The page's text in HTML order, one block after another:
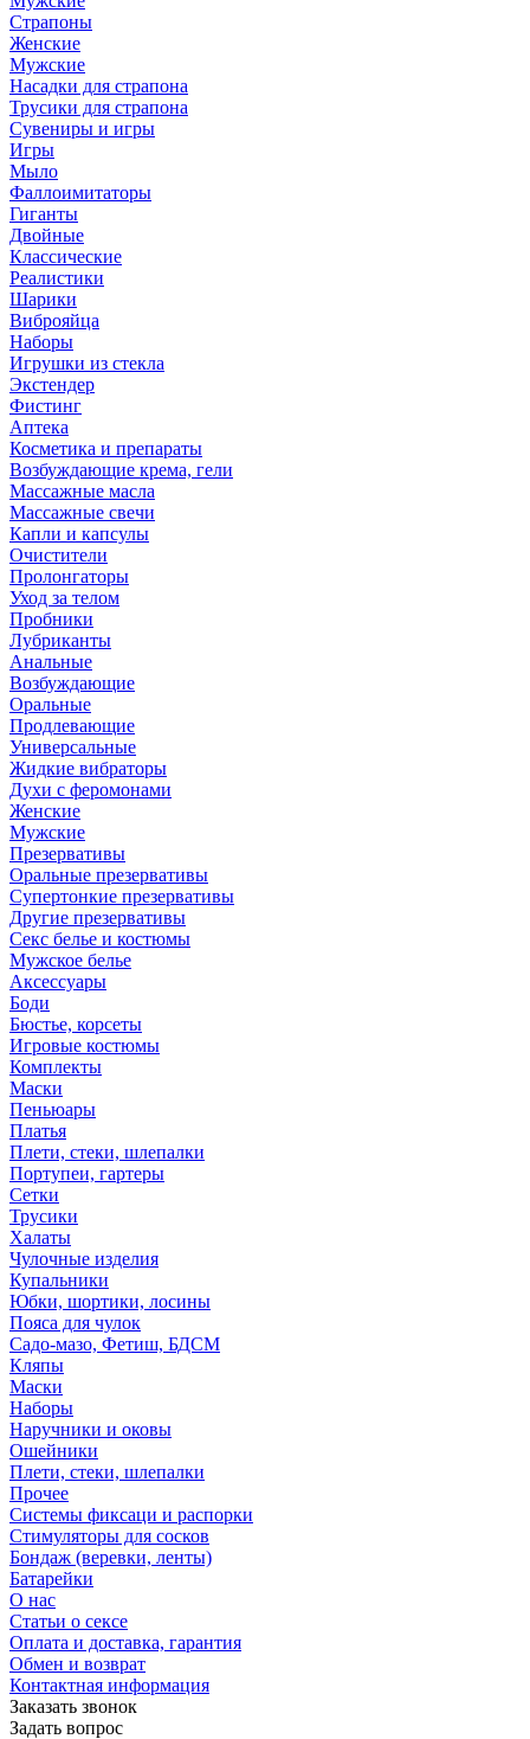
Страпоны
Женские
Мужские
Насадки для страпона
Трусики для страпона
Сувениры и игры
Игры
Мыло
Фаллоимитаторы
Гиганты
Двойные
Классические
Реалистики
Шарики
Виброяйца
Наборы
Игрушки из стекла
Экстендер
Фистинг
Аптека
Косметика и препараты
Возбуждающие крема, гели
Массажные масла
Массажные свечи
Капли и капсулы
Очистители
Пролонгаторы
Уход за телом
Пробники
Лубриканты
Анальные
Возбуждающие
Оральные
Продлевающие
Универсальные
Жидкие вибраторы
Духи с феромонами
Женские
Мужские
Презервативы
Оральные презервативы
Супертонкие презервативы
Другие презервативы
Секс белье и костюмы
Мужское белье
Аксессуары
Боди
Бюстье, корсеты
Игровые костюмы
Комплекты
Маски
Пеньюары
Платья
Плети, стеки, шлепалки
Портупеи, гартеры
Сетки
Трусики
Халаты
Чулочные изделия
Купальники
Юбки, шортики, лосины
Пояса для чулок
Садо-мазо, Фетиш, БДСМ
Кляпы
Маски
Наборы
Наручники и оковы
Ошейники
Плети, стеки, шлепалки
Прочее
Системы фиксаци и распорки
Стимуляторы для сосков
Бондаж (веревки, ленты)
Батарейки
О нас
Статьи о сексе
Оплата и доставка, гарантия
Обмен и возврат
Контактная информация
Заказать звонок
Задать вопрос